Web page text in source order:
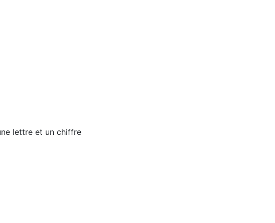
lettre et un chiffre